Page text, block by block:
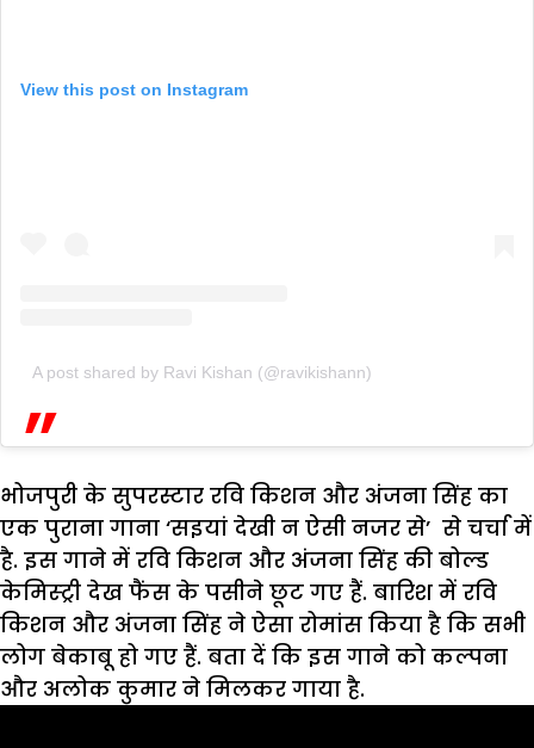
View this post on Instagram
A post shared by Ravi Kishan (@ravikishann)
भोजपुरी के सुपरस्टार रवि किशन और अंजना सिंह का
एक पुराना गाना ‘सइयां देखी न ऐसी नजर से’ से चर्चा में
है. इस गाने में रवि किशन और अंजना सिंह की बोल्ड
केमिस्ट्री देख फैंस के पसीने छूट गए हैं. बारिश में रवि
किशन और अंजना सिंह ने ऐसा रोमांस किया है कि सभी
लोग बेकाबू हो गए हैं. बता दें कि इस गाने को कल्पना
और अलोक कुमार ने मिलकर गाया है.